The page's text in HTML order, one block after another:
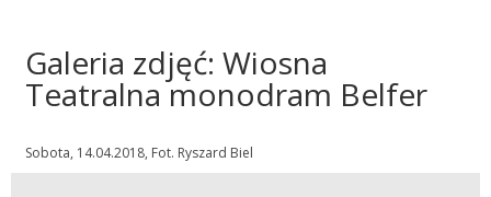
Galeria zdjęć: Wiosna
Teatralna monodram Belfer
Sobota, 14.04.2018, Fot. Ryszard Biel